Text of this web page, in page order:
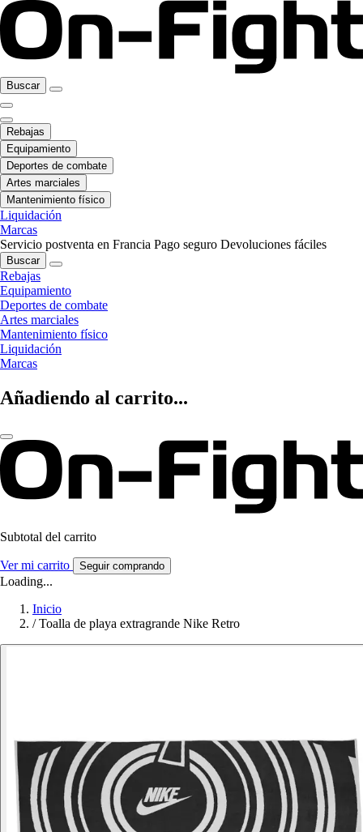
Buscar
Rebajas
Equipamiento
Deportes de combate
Artes marciales
Mantenimiento físico
Liquidación
Marcas
Servicio postventa en Francia Pago seguro Devoluciones fáciles
Buscar
Rebajas
Equipamiento
Deportes de combate
Artes marciales
Mantenimiento físico
Liquidación
Marcas
Añadiendo al carrito...
Subtotal del carrito
Ver mi carrito Seguir comprando
Loading...
Inicio
/ Toalla de playa extragrande Nike Retro